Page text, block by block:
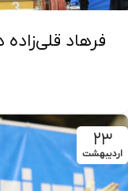
۲۳
اردیبهشت